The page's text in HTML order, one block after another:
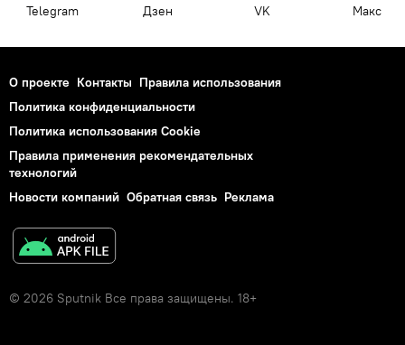
Telegram Дзен VK Макс
О проекте Контакты Правила использования
Политика конфиденциальности
Политика использования Cookie
Правила применения рекомендательных
технологий
Новости компаний Обратная связь Реклама
© 2026 Sputnik Все права защищены. 18+